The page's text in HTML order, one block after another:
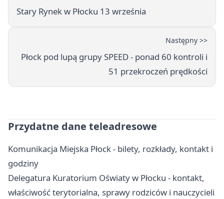
Stary Rynek w Płocku 13 września
Następny >>
Płock pod lupą grupy SPEED - ponad 60 kontroli i
51 przekroczeń prędkości
Przydatne dane teleadresowe
Komunikacja Miejska Płock - bilety, rozkłady, kontakt i
godziny
Delegatura Kuratorium Oświaty w Płocku - kontakt,
właściwość terytorialna, sprawy rodziców i nauczycieli